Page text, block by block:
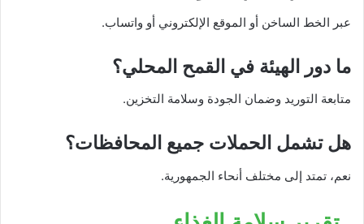
عبر الخط الساخن أو الموقع الإلكتروني أو واتساب.
ما دور الهيئة في القمح المحلي؟
متابعة التوريد وضمان الجودة وسلامة التخزين.
هل تشمل الحملات جميع المحافظات؟
نعم، تمتد إلى مختلف أنحاء الجمهورية.